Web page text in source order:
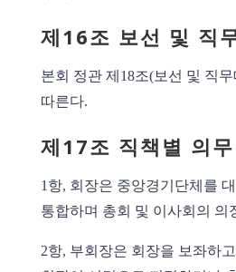
제16조 보선 및 직
본회 정관 제18조(보선 및 직
따른다.
제17조 직책별 의
1항, 회장은 중앙경기단체를
통합하며 총회 및 이사회의 의
2항, 부회장은 회장을 보좌하